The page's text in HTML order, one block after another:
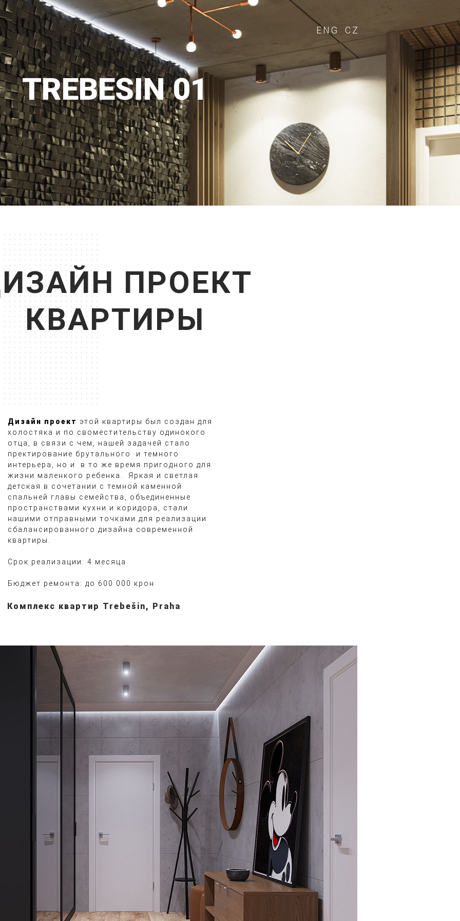
ENG CZ
TREBESIN 01
ПРОЕКТ
КВАРТИРЫ
Дизайн проект этой квартиры был создан для
холостяка и по своместительству одинокого
отца, в связи с чем, нашей задачей стало
пректирование брутального и темного
интерьера, но и в то же время пригодного для
жизни маленкого ребенка. Яркая и светлая
детская в сочетании с темной каменной
спальней главы семейства, объединенные
пространствами кухни и коридора, стали
нашими отправными точками для реализации
сбалансированного дизайна современной
квартиры.
Срок реализации: 4 месяца
Бюджет ремонта: до 600 000 крон
Комплекс квартир Trebešin, Praha